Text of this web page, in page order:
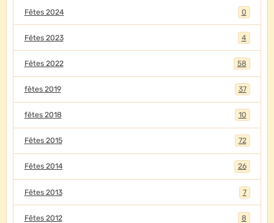
Fêtes 2024 0
Fêtes 2023 4
Fêtes 2022 58
fêtes 2019 37
fêtes 2018 10
Fêtes 2015 72
Fêtes 2014 26
Fêtes 2013 7
Fêtes 2012 8